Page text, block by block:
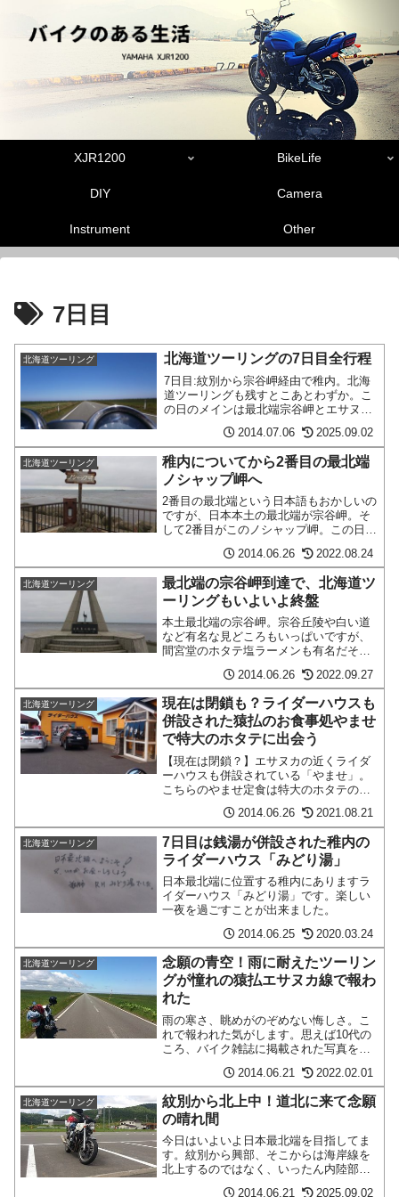
XJR1200 BikeLife
DIY Camera
Instrument Other
7日目
北海道ツーリング 北海道ツーリングの7日目全行程
7日目:紋別から宗谷岬経由で稚内。北海
道ツーリングも残すとこあとわずか。こ
の日のメインは最北端宗谷岬とエサヌカ
るかのような快晴に恵まれました。晩は
ライダーハウスみどり湯での楽しい宴。
ここへきて最高の思い出が積みあがって
きていっます。
2014.07.06 2025.09.02
北海道ツーリング
稚内についてから2番目の最北端
ノシャップ岬へ
2番目の最北端という日本語もおかしいの
ですが、日本本土の最北端が宗谷岬。そ
して2番目がこのノシャップ岬。この日の
まだ時間的にも早そうな感じなので行っ
てきました。納沙布じゃなくてノシャッ
プなの？最初この岬に～続きを読む～
2014.06.26 2022.08.24
北海道ツーリング
最北端の宗谷岬到達で、北海道ツ
ーリングもいよいよ終盤
本土最北端の宗谷岬。宗谷丘陵や白い道
など有名な見どころもいっぱいですが、
間宮堂のホタテ塩ラーメンも有名だそう
2014.06.26 2022.09.27
北海道ツーリング
現在は閉鎖も？ライダーハウスも
併設された猿払のお食事処やませ
で特大のホタテに出会う
【現在は閉鎖？】エサヌカの近くライダ
ーハウスも併設されている「やませ」。
こちらのやませ定食は特大のホタテのお
1000円。本州ではこれだけのものを1000
円じゃ食べられないなと思いありがたく
完食しました。
2014.06.26 2021.08.21
北海道ツーリング
7日目は銭湯が併設された稚内の
ライダーハウス「みどり湯」
日本最北端に位置する稚内にありますラ
イダーハウス「みどり湯」です。楽しい
一夜を過ごすことが出来ました。
2014.06.25 2020.03.24
北海道ツーリング
念願の青空！雨に耐えたツーリン
グが憧れの猿払エサヌカ線で報わ
れた
雨の寒さ、眺めがのぞめない悔しさ。こ
れで報われた気がします。思えば10代の
ころ、バイク雑誌に掲載された写真を見
は北海道という憧れと共に、行きたかっ
た場所です。それが、このときだけはご
覧の青空でした。クッチ～続きを読む～
2014.06.21 2022.02.01
北海道ツーリング
紋別から北上中！道北に来て念願
の晴れ間
今日はいよいよ日本最北端を目指してま
す。紋別から興部、そこからは海岸線を
北上するのではなく、いったん内陸部に
2014.06.21 2025.09.02